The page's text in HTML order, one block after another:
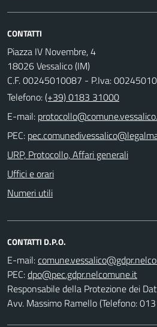
CONTATTI
Piazza IV Novembre, 4
18026 Vessalico (IM)
C.F. 00245010087 - P.Iva:
Telefono:(+39) 0183 31000
E-mail:
PEC:
URP, Protocollo, Affari generali
Uffici e orari
Numeri utili
CONTATTI D.P.O.
E-mail:
PEC:
Responsabile della Protezione dei
Avv. Massimo Ramello (Telefono: